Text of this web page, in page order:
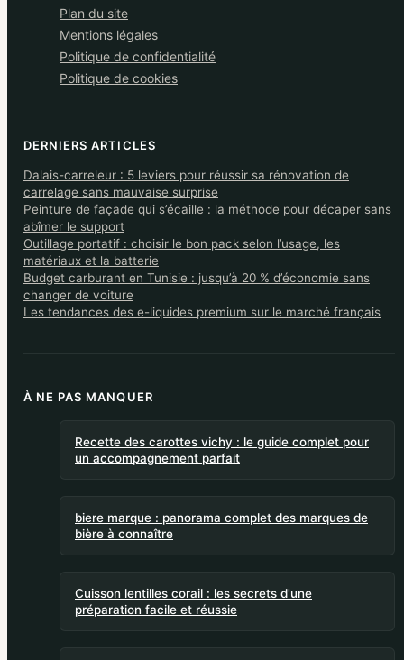
Plan du site
Mentions légales
Politique de confidentialité
Politique de cookies
DERNIERS ARTICLES
Dalais-carreleur : 5 leviers pour réussir sa rénovation de
carrelage sans mauvaise surprise
Peinture de façade qui s’écaille : la méthode pour décaper sans
abîmer le support
Outillage portatif : choisir le bon pack selon l’usage, les
matériaux et la batterie
Budget carburant en Tunisie : jusqu’à 20 % d’économie sans
changer de voiture
Les tendances des e-liquides premium sur le marché français
À NE PAS MANQUER
Recette des carottes vichy : le guide complet pour
un accompagnement parfait
biere marque : panorama complet des marques de
bière à connaître
Cuisson lentilles corail : les secrets d'une
préparation facile et réussie